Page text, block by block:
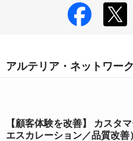
アルテリア・ネットワー
【顧客体験を改善】 カスタ
エスカレーション／品質改